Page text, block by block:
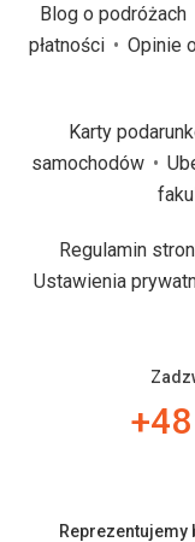
Blog o podróżach
płatności
Opinie
Karty
samochodów
Regulamin
Ustawienia